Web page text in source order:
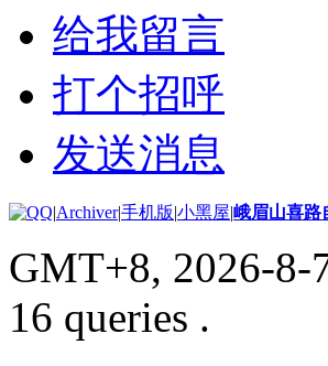
给我留言
打个招呼
发送消息
|Archiver|手机版|小黑屋|峨眉山喜路
GMT+8, 2026-8-
16 queries .